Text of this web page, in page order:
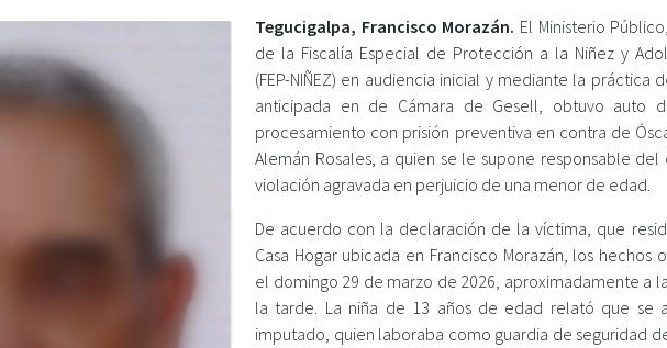
Tegucigalpa, Francisco Morazán. El Ministerio
de la Fiscalía Especial de Protección a la Niñez y
(FEP-NIÑEZ) en audiencia inicial y mediante la práctica
anticipada en de Cámara de Gesell, obtuvo auto
procesamiento con prisión preventiva en contra de
Alemán Rosales, a quien se le supone responsable
violación agravada en perjuicio de una menor de edad.
De acuerdo con la declaración de la víctima, que
Casa Hogar ubicada en Francisco Morazán, los hechos
el domingo 29 de marzo de 2026, aproximadamente a
la tarde. La niña de 13 años de edad relató que se
imputado, quien laboraba como guardia de seguridad